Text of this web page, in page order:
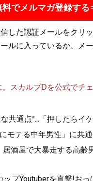
料でメルマガ登録す
した認証メールをクリ
ルに入っているか、メ
スカルプDを公式でチ
共通点”...「押したらイ
モテる中年男性」に共
酒屋で大暴走する高齢
プYoutuberを直撃!お